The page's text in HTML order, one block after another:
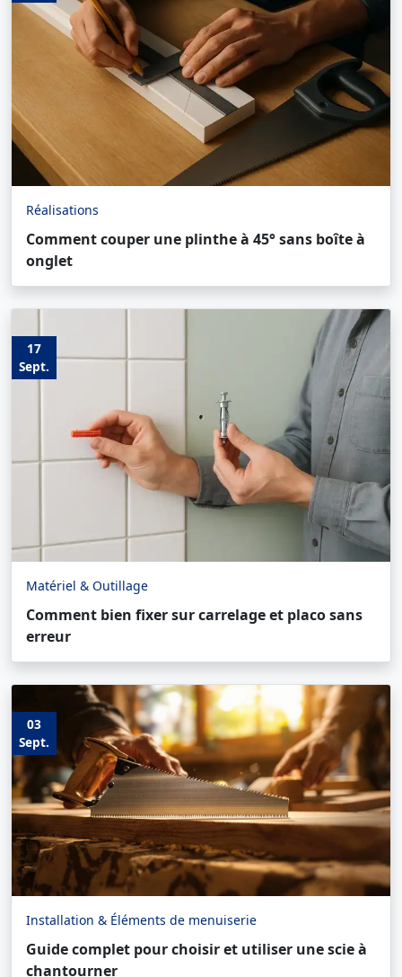
Réalisations
Comment couper une plinthe à 45° sans boîte à
onglet
17
Sept.
Matériel & Outillage
Comment bien fixer sur carrelage et placo sans
erreur
03
Sept.
Installation & Éléments de menuiserie
Guide complet pour choisir et utiliser une scie à
chantourner